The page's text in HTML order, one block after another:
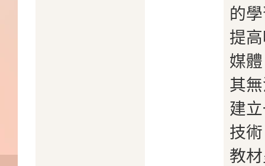
的
提
媒
其
建
技
教